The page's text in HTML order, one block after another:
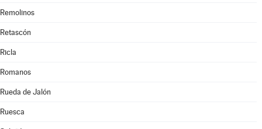
Remolinos
Retascón
Ricla
Romanos
Rueda de Jalón
Ruesca